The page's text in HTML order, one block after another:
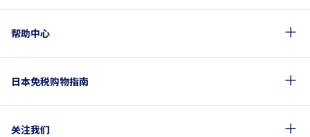
帮助中心
日本免税购物指南
关注我们